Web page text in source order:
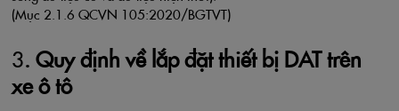
(Mục 2.1.6 QCVN 105:2020/BGTVT)
3. Quy định về lắp đặt thiết bị DAT trên
xe ô tô